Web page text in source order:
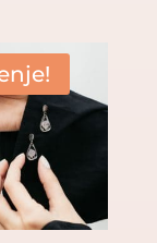
KM.